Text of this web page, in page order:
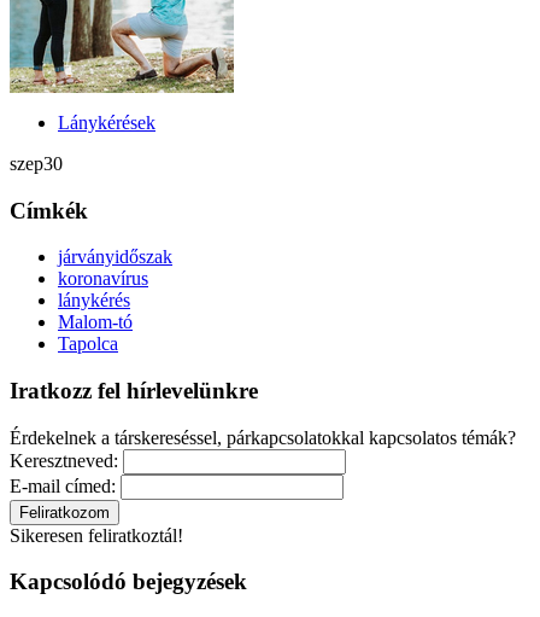
Lánykérések
szep30
Címkék
járványidőszak
koronavírus
lánykérés
Malom-tó
Tapolca
Iratkozz fel hírlevelünkre
Érdekelnek a társkereséssel, párkapcsolatokkal kapcsolatos témák?
Keresztneved:
E-mail címed:
Sikeresen feliratkoztál!
Kapcsolódó bejegyzések